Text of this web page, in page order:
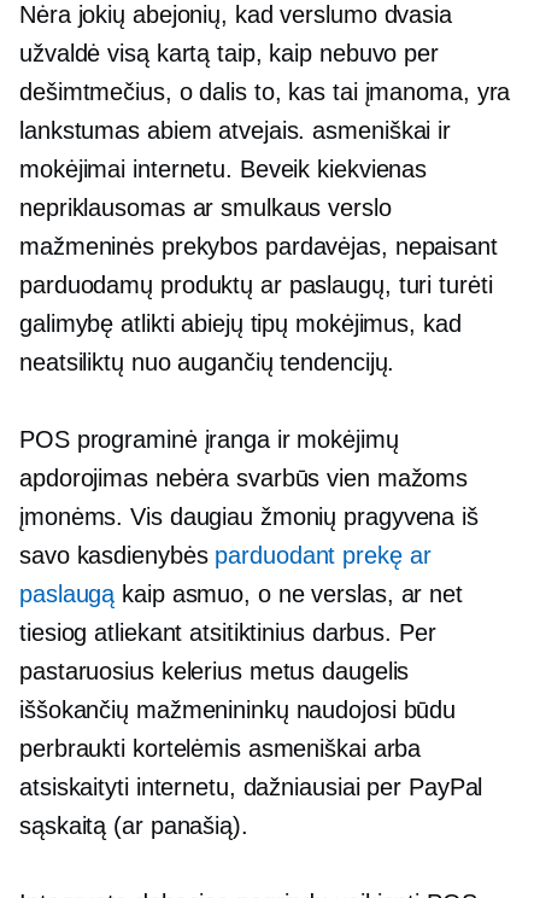
Nėra jokių abejonių, kad verslumo dvasia
užvaldė visą kartą taip, kaip nebuvo per
dešimtmečius, o dalis to, kas tai įmanoma, yra
lankstumas abiem atvejais.asmeniškai ir
mokėjimai internetu. Beveik kiekvienas
nepriklausomas ar smulkaus verslo
mažmeninės prekybos pardavėjas, nepaisant
parduodamų produktų ar paslaugų, turi turėti
galimybę atlikti abiejų tipų mokėjimus, kad
neatsiliktų nuo augančių tendencijų.
POS programinė įranga ir mokėjimų
apdorojimas nebėra svarbūs vien mažoms
įmonėms. Vis daugiau žmonių pragyvena iš
savo kasdienybės parduodant prekę ar
paslaugą kaip asmuo, o ne verslas, ar net
tiesiog atliekant atsitiktinius darbus. Per
pastaruosius kelerius metus daugelis
iššokančių mažmenininkų naudojosi būdu
perbraukti kortelėmis asmeniškai arba
atsiskaityti internetu, dažniausiai per PayPal
sąskaitą (ar panašią).